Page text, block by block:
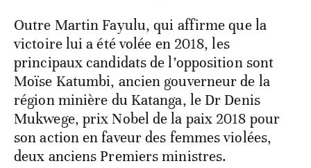
Outre Martin Fayulu, qui affirme que la
victoire lui a été volée en 2018, les
principaux candidats de l’opposition sont
Moïse Katumbi, ancien gouverneur de la
région minière du Katanga, le Dr Denis
Mukwege, prix Nobel de la paix 2018 pour
son action en faveur des femmes violées,
deux anciens Premiers ministres.